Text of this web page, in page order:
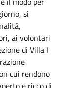
si
ai volontari
di Villa I
cui rendono
e ricco di